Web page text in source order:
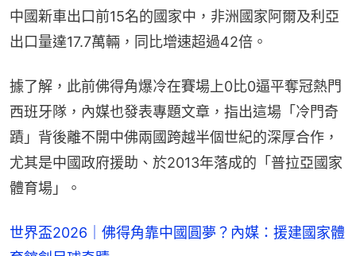
中國新車出口前15名的國家中，非洲國家阿爾及利亞
出口量達17.7萬輛，同比增速超過42倍。
據了解，此前佛得角爆冷在賽場上0比0逼平奪冠熱門
西班牙隊，內媒也發表專題文章，指出這場「冷門奇
蹟」背後離不開中佛兩國跨越半個世紀的深厚合作，
尤其是中國政府援助、於2013年落成的「普拉亞國家
體育場」。
世界盃2026｜佛得角靠中國圓夢？內媒：援建國家體